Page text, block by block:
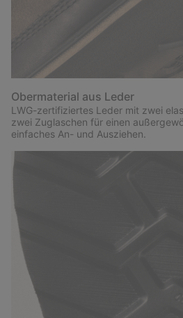
Obermaterial aus Leder
LWG-zertifiziertes Leder mit zwei
zwei Zuglaschen für einen
einfaches An- und Ausziehen.